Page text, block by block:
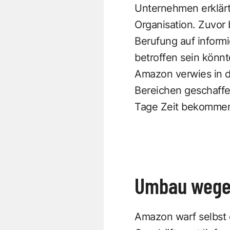
Unternehmen
Organisation.
Berufung auf
betroffen sein
Amazon verwies in
Bereichen
Tage Zeit
Umbau
Amazon warf selbst